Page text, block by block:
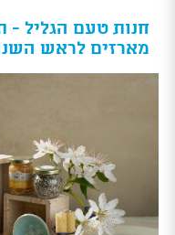
חנות טעם הגליל -
מארזים לראש